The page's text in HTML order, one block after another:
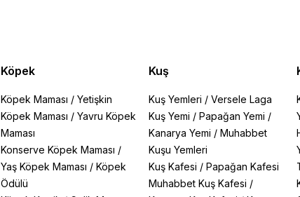
Köpek
Köpek Maması /Yetişkin
Köpek Maması /Yavru Köpek
Maması
Konserve Köpek Maması /
Yaş Köpek Maması /Köpek
Ödülü
Kuş
Kuş Yemleri / Versele Laga
Kuş Yemi / Papağan Yemi /
Kanarya Yemi / Muhabbet
Kuşu Yemleri
Kuş Kafesi / Papağan Kafesi
Muhabbet Kuş Kafesi /